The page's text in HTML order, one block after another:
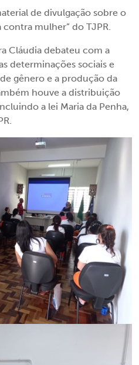
de divulgação sobre o
mulher” do TJPR.
Cláudia debateu com a
determinações sociais e
gênero e a produção da
houve a distribuição
a lei Maria da Penha,